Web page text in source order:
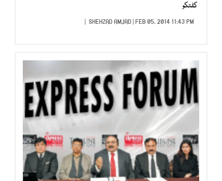
گفتگو
SHEHZAD AMJAD| FEB 05, 2014 11:43 PM |